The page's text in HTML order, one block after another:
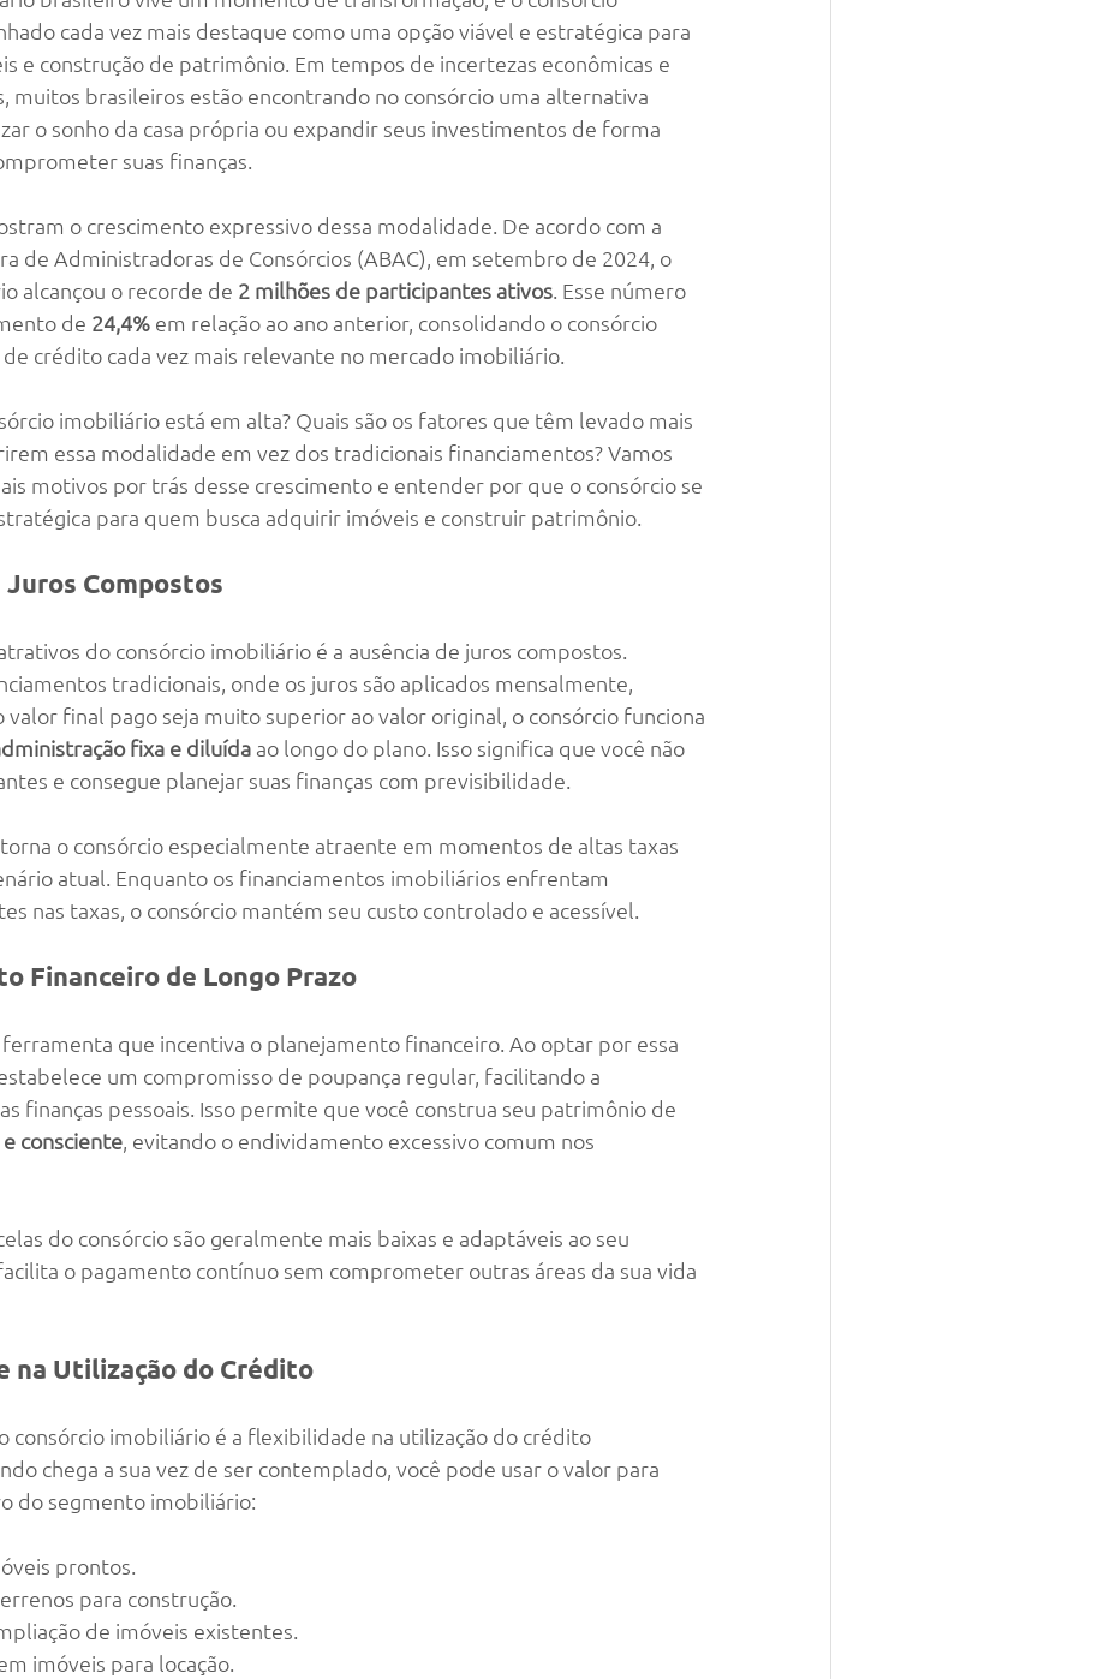
cada vez mais destaque como uma opção viável e estratégica para
e construção de patrimônio. Em tempos de incertezas econômicas e
muitos brasileiros estão encontrando no consórcio uma alternativa
o sonho da casa própria ou expandir seus investimentos de forma
suas finanças.
o crescimento expressivo dessa modalidade. De acordo com a
de Administradoras de Consórcios (ABAC), em setembro de 2024, o
alcançou o recorde de 2 milhões de participantes ativos. Esse número
de 24,4% em relação ao ano anterior, consolidando o consórcio
crédito cada vez mais relevante no mercado imobiliário.
imobiliário está em alta? Quais são os fatores que têm levado mais
essa modalidade em vez dos tradicionais financiamentos? Vamos
motivos por trás desse crescimento e entender por que o consórcio se
para quem busca adquirir imóveis e construir patrimônio.
Juros Compostos
do consórcio imobiliário é a ausência de juros compostos.
tradicionais, onde os juros são aplicados mensalmente,
valor final pago seja muito superior ao valor original, o consórcio funciona
fixa e diluída ao longo do plano. Isso significa que você não
e consegue planejar suas finanças com previsibilidade.
o consórcio especialmente atraente em momentos de altas taxas
atual. Enquanto os financiamentos imobiliários enfrentam
nas taxas, o consórcio mantém seu custo controlado e acessível.
Financeiro de Longo Prazo
ferramenta que incentiva o planejamento financeiro. Ao optar por essa
um compromisso de poupança regular, facilitando a
finanças pessoais. Isso permite que você construa seu patrimônio de
consciente, evitando o endividamento excessivo comum nos
do consórcio são geralmente mais baixas e adaptáveis ao seu
o pagamento contínuo sem comprometer outras áreas da sua vida
na Utilização do Crédito
consórcio imobiliário é a flexibilidade na utilização do crédito
chega a sua vez de ser contemplado, você pode usar o valor para
do segmento imobiliário:
prontos.
para construção.
de imóveis existentes.
imóveis para locação.